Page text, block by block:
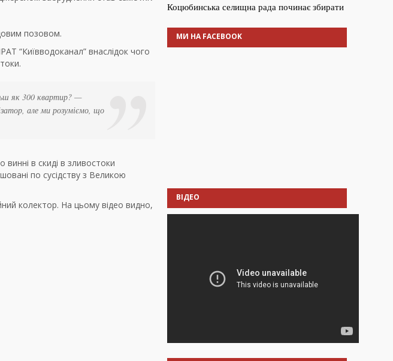
позовом.
“Київводоканал” внаслідок чого
як 300 квартир? —
але ми розуміємо, що
в скиді в зливостоки
по сусідству з Великою
колектор. На цьому відео видно,
МИ НА FACEBOOK
ВІДЕО